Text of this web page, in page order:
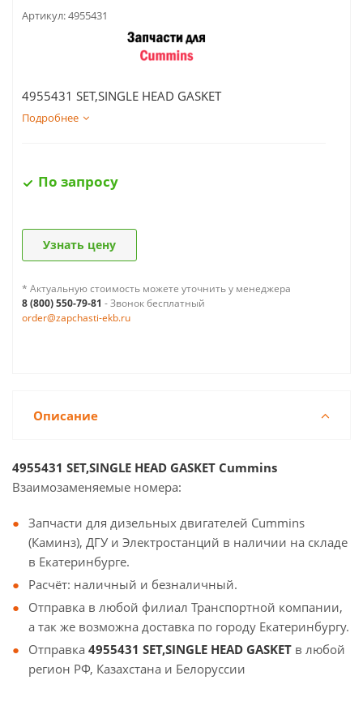
Артикул:4955431
4955431 SET,SINGLE HEAD GASKET
Подробнее
По запросу
Узнать цену
* Актуальную стоимость можете уточнить у менеджера
8 (800) 550-79-81 - Звонок бесплатный
order@zapchasti-ekb.ru
Описание
4955431 SET,SINGLE HEAD GASKET Cummins
Взаимозаменяемые номера:
Запчасти для дизельных двигателей Cummins
(Каминз), ДГУ и Электростанций в наличии на складе
в Екатеринбурге.
Расчёт: наличный и безналичный.
Отправка в любой филиал Транспортной компании,
а так же возможна доставка по городу Екатеринбургу.
Отправка 4955431 SET,SINGLE HEAD GASKET в любой
регион РФ, Казахстана и Белоруссии